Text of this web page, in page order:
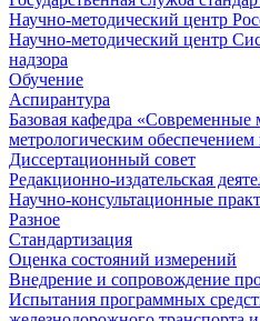
Научно-методический центр
Научно-методический центр
надзора
Обучение
Аспирантура
Базовая кафедра «Современные
метрологическим
Диссертационный совет
Редакционно-издательская
Научно-консультационные
Разное
Стандартизация
Оценка состояний измерений
Внедрение и сопровождение
Испытания программных